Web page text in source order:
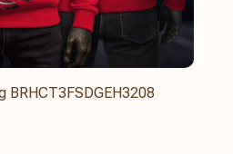
BRHCT3FSDGEH3208